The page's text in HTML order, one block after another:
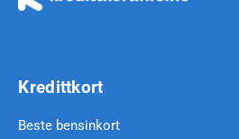
Kredittkort
Beste bensinkort